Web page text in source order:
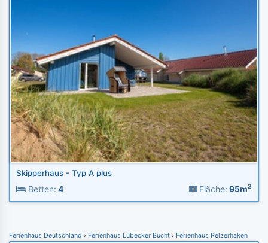
Skipperhaus - Typ A plus
Betten: 4 Fläche: 95m2
Ferienhaus Deutschland Ferienhaus Lübecker Bucht Ferienhaus Pelzerhaken